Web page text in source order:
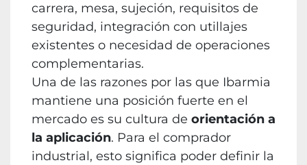
carrera, mesa, sujeción, requisitos de
seguridad, integración con utillajes
existentes o necesidad de operaciones
complementarias.
Una de las razones por las que Ibarmia
mantiene una posición fuerte en el
mercado es su cultura de orientación a
la aplicación. Para el comprador
industrial, esto significa poder definir la